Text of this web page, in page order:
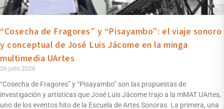
“Cosecha de Fragores” y “Pisayambo”: el viaje sonoro
y conceptual de José Luis Jácome en la minga
multimedia UArtes
26 julio 2026
“Cosecha de Fragores” y “Pisayambo” son las propuestas de
investigación y artísticas que José Luis Jácome trajo a la mMAT UArtes,
uno de los eventos hito de la Escuela de Artes Sonoras. La primera, una